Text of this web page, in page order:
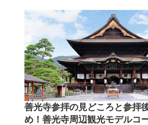
善光寺参拝の見どころと参拝
め！善光寺周辺観光モデルコ